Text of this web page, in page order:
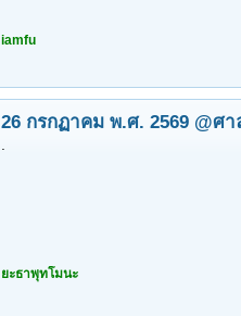
iamfu
26 กรกฏาคม พ.ศ. 2569 @ศ
ยะธาพุทโมนะ